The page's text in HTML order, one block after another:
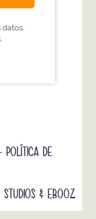
POLÍTICA DE
& EBOOZ